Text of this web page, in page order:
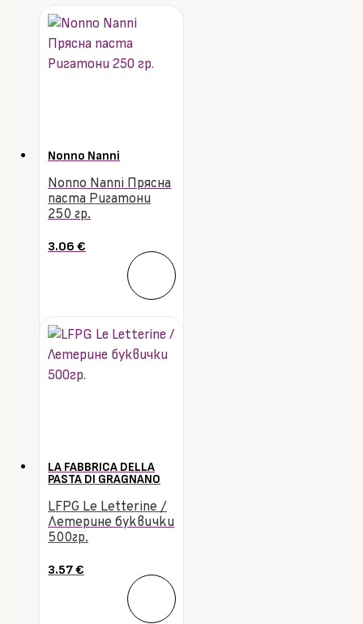
Nonno Nanni
Nonno Nanni Прясна
паста Ригатони
250 гр.
3.06 €
LA FABBRICA DELLA
PASTA DI GRAGNANO
LFPG Le Letterine /
Летерине буквички
500гр.
3.57€